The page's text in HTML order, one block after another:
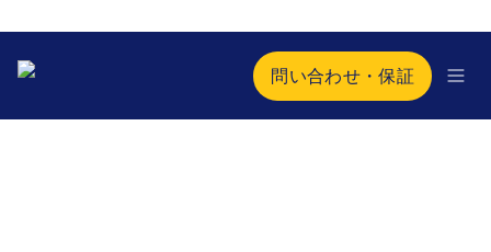
問い合わせ・保証